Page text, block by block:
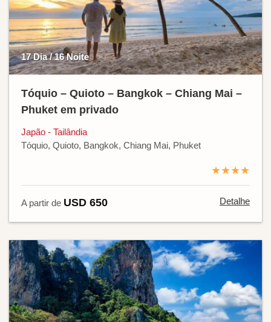
17 Dia / 16 Noite
Tóquio – Quioto – Bangkok – Chiang Mai –
Phuket em privado
Japão - Tailândia
Tóquio, Quioto, Bangkok, Chiang Mai, Phuket
★★★★
A partir de USD 650 Detalhe